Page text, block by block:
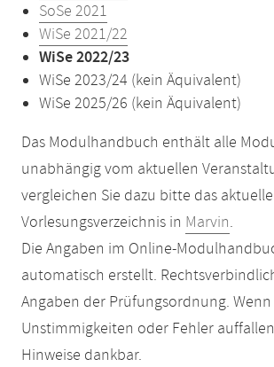
SoSe 2021
WiSe 2021/22
WiSe 2022/23
WiSe 2023/24 (kein Äquivalent)
WiSe 2025/26 (kein Äquivalent)
Das Modulhandbuch enthält alle
unabhängig vom aktuellen
vergleichen Sie dazu bitte das aktuelle
Vorlesungsverzeichnis in Marvin.
Die Angaben im Online-
automatisch erstellt.
Angaben der Prüfungsordnung.
Unstimmigkeiten oder Fehler
Hinweise dankbar.